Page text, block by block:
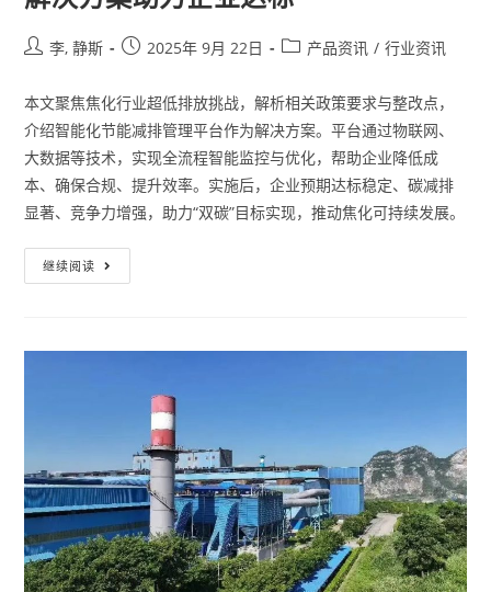
李, 静斯 2025年 9月 22日 产品资讯 / 行业资讯
本文聚焦焦化行业超低排放挑战，解析相关政策要求与整改点，
介绍智能化节能减排管理平台作为解决方案。平台通过物联网、
大数据等技术，实现全流程智能监控与优化，帮助企业降低成
本、确保合规、提升效率。实施后，企业预期达标稳定、碳减排
显著、竞争力增强，助力“双碳”目标实现，推动焦化可持续发展。
继续阅读